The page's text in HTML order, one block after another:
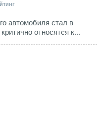
автомобиля стал в
относятся к...